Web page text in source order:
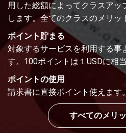
用した総額によってクラスア
します。全てのクラスのメリッ
ポイント貯まる
対象するサービスを利用する事
す。100ポイントは１USDに相当
ポイントの使用
請求書に直接ポイント使えます。
すべてのメリ